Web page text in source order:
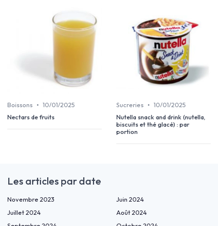
Boissons • 10/01/2025
Nectars de fruits
Sucreries • 10/01/2025
Nutella snack and drink (nutella,
biscuits et thé glacé) : par
portion
Les articles par date
Novembre 2023
Juin 2024
Juillet 2024
Août 2024